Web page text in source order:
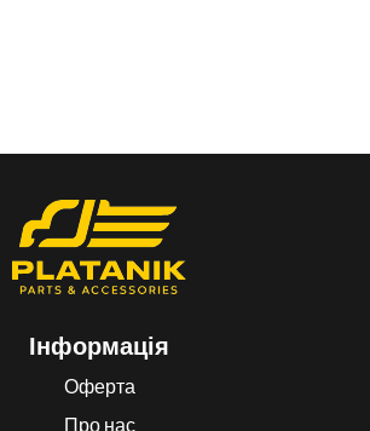
Інформація
Оферта
Про нас